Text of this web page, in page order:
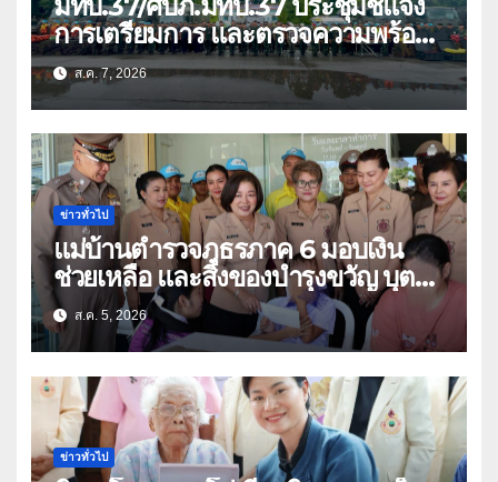
มทบ.37/ศบภ.มทบ.37 ประชุมชี้แจง
การเตรียมการ และตรวจความพร้อม
ด้านการบรรเทาสาธารณภัย
ส.ค. 7, 2026
ข่าวทั่วไป
แม่บ้านตำรวจภูธรภาค 6 มอบเงิน
ช่วยเหลือ และสิ่งของบำรุงขวัญ บุตร-
ธิดา ข้าราชการตำรวจจังหวัด
อุทัยธานี
ส.ค. 5, 2026
ข่าวทั่วไป